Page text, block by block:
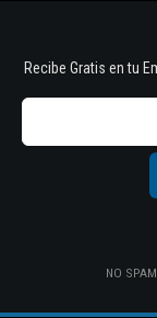
Recibe Gratis en tu
NO